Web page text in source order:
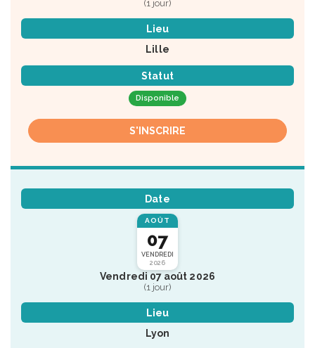
(1 jour)
Lieu
Lille
Statut
Disponible
S'INSCRIRE
Date
AOÛT
07
VENDREDI
2026
Vendredi 07 août 2026
(1 jour)
Lieu
Lyon